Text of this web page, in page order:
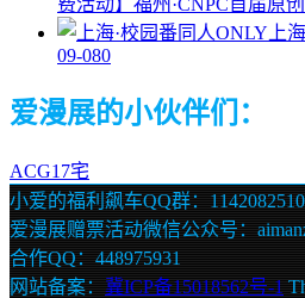
上
09-080
爱漫展的小伙伴们：
ACG17宅
小爱的福利飙车QQ群：1142082510
爱漫展赠票活动微信公众号：
合作QQ：448975931
网站备案： 冀ICP备15018562号-1